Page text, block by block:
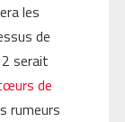
les
de
serait
de
rumeurs